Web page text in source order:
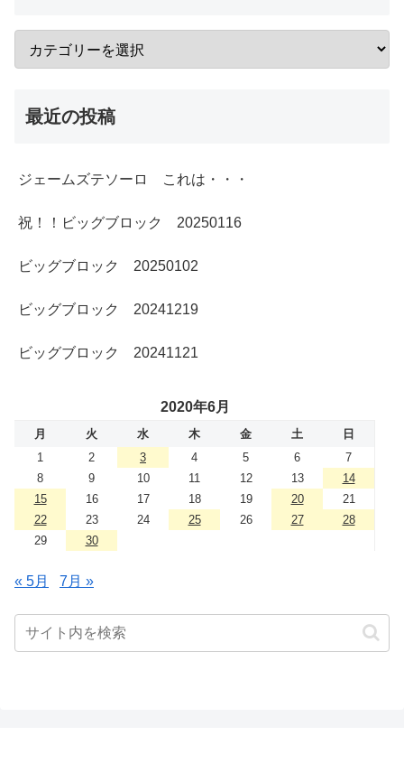
最近の投稿
ジェームズテソーロ これは・・・
祝！！ビッグブロック 20250116
ビッグブロック 20250102
ビッグブロック 20241219
ビッグブロック 20241121
2020年6月
月 火 水 木 金 土
日
1
2 3 4 5 6
7
8
9 10 11 12 13
14
15
16 17 18 19 20
21
22
23 24 25 26 27
28
29
30
« 5月 7月 »